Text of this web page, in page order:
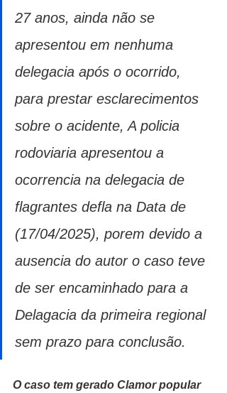
27 anos, ainda não se
apresentou em nenhuma
delegacia após o ocorrido,
para prestar esclarecimentos
sobre o acidente, A policia
rodoviaria apresentou a
ocorrencia na delegacia de
flagrantes defla na Data de
(17/04/2025), porem devido a
ausencia do autor o caso teve
de ser encaminhado para a
Delagacia da primeira regional
sem prazo para conclusão.
O caso tem gerado Clamor popular